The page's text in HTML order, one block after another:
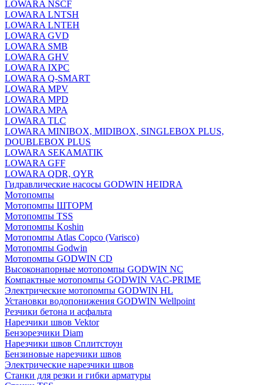
LOWARA NSCF
LOWARA LNTSH
LOWARA LNTEH
LOWARA GVD
LOWARA SMB
LOWARA GHV
LOWARA IXPС
LOWARA Q-SMART
LOWARA MPV
LOWARA MPD
LOWARA MPA
LOWARA TLC
LOWARA MINIBOX, MIDIBOX, SINGLEBOX PLUS,
DOUBLEBOX PLUS
LOWARA SEKAMATIK
LOWARA GFF
LOWARA QDR, QYR
Гидравлические насосы GODWIN HEIDRA
Мотопомпы
Мотопомпы ШТОРМ
Мотопомпы TSS
Мотопомпы Koshin
Мотопомпы Atlas Copco (Varisco)
Мотопомпы Godwin
Мотопомпы GODWIN CD
Высоконапорные мотопомпы GODWIN NC
Компактные мотопомпы GODWIN VAC-PRIME
Электрические мотопомпы GODWIN HL
Установки водопонижения GODWIN Wellpoint
Резчики бетона и асфальта
Нарезчики швов Vektor
Бензорезчики Diam
Нарезчики швов Сплитстоун
Бензиновые нарезчики швов
Электрические нарезчики швов
Станки для резки и гибки арматуры